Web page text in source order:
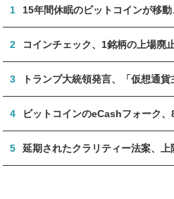
1 15年間休眠のビットコインが移
2 コインチェック、1銘柄の上場廃
3 トランプ大統領発言、「仮想通貨
4 ビットコインのeCashフォーク
5 延期されたクラリティー法案、